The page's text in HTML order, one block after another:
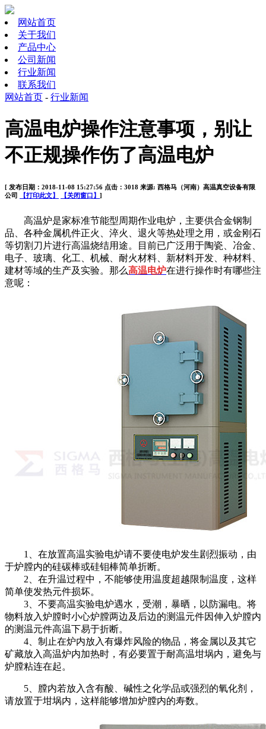
网站首页
关于我们
产品中心
公司新闻
行业新闻
联系我们
网站首页 - 行业新闻
高温电炉操作注意事项，别让
不正规操作伤了高温电炉
[ 发布日期：2018-11-08 15:27:56 点击：3018 来源: 西格马（河南）高温真空设备有限
公司
【打印此文】 【关闭窗口】 ]
高温炉是家标准节能型周期作业电炉，主要供合金钢制
品、各种金属机件正火、淬火、退火等热处理之用，或金刚石
等切割刀片进行高温烧结用途。目前已广泛用于陶瓷、冶金、
电子、玻璃、化工、机械、耐火材料、新材料开发、种材料、
建材等域的生产及实验。那么高温电炉在进行操作时有哪些注
意呢：
1、在放置高温实验电炉请不要使电炉发生剧烈振动，由
于炉膛内的硅碳棒或硅钼棒简单折断。
2、在升温过程中，不能够使用温度超越限制温度，这样
简单使发热元件损坏。
3、不要高温实验电炉遇水，受潮，暴晒，以防漏电。将
物料放入炉膛时小心炉膛两边及后边的测温元件因伸入炉膛内
的测温元件高温下易于折断。
4、制止在炉内放入有爆炸风险的物品，将金属以及其它
矿藏放入高温炉内加热时，有必要置于耐高温坩埚内，避免与
炉膛粘连在起。
5、膛内若放入含有酸、碱性之化学品或强烈的氧化剂，
请放置于坩埚内，这样能够增加炉膛内的寿数。